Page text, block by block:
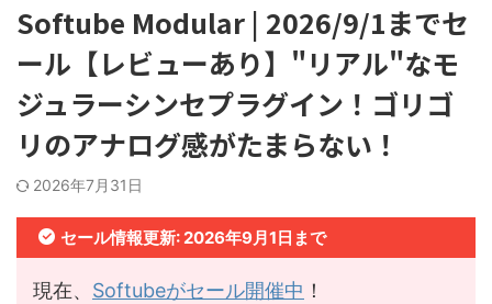
Softube Modular | 2026/9/1までセ
ール【レビューあり】"リアル"なモ
ジュラーシンセプラグイン！ゴリゴ
リのアナログ感がたまらない！
2026年7月31日
セール情報更新: 2026年9月1日まで
現在、 Softubeがセール開催中 ！